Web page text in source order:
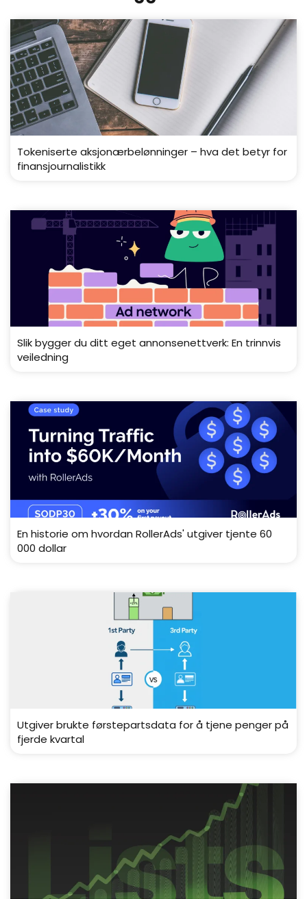
Tokeniserte aksjonærbelønninger – hva det betyr for
finansjournalistikk
Slik bygger du ditt eget annonsenettverk: En trinnvis
veiledning
En historie om hvordan RollerAds' utgiver tjente 60
000 dollar
Utgiver brukte førstepartsdata for å tjene penger på
fjerde kvartal